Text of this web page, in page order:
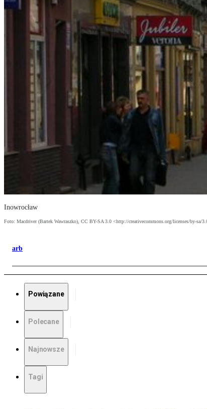
Inowrocław
Foto: Macdriver (Bartek Wawraszko), CC BY-SA 3.0 <http://creativecommons.org/licenses/by-sa/
arb
Powiązane
Polecane
Najnowsze
Tagi